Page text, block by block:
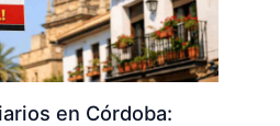
en Córdoba: